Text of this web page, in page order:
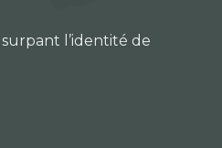
l’identité de